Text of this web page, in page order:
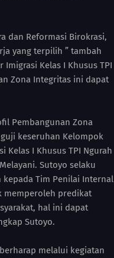
dan Reformasi Birokrasi,
yang terpilih ” tambah
Kelas I Khusus TPI
Zona Integritas ini dapat
Pembangunan Zona
keseruhan Kelompok
Kelas I Khusus TPI Ngurah
Sutoyo selaku
kepada Tim Penilai Internal
memperoleh predikat
hal ini dapat
Sutoyo.
melalui kegiatan